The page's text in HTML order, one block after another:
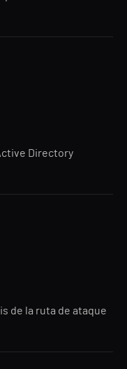
Directory
de la ruta de ataque